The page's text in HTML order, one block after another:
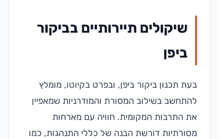
שיקולים תיירותיים בביקור
ביפן
בעת תכנון ביקור ביפן, ובפרט בקיוטו, מומלץ
להתחשב בשילוב המסורת והמודרניות שמאפיין
את התרבות המקומית. חוויה עם מארחות
מסורתיות דורשת הבנה של כללי התנהגות, כמו